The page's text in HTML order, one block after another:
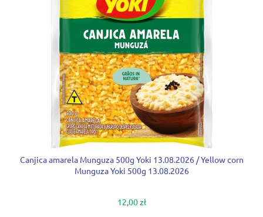
Canjica amarela Munguza 500g Yoki 13.08.2026 / Yellow corn
Munguza Yoki 500g 13.08.2026
12,00 zł